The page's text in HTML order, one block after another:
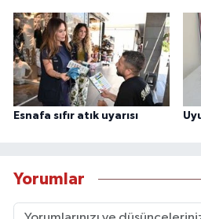
Esnafa sıfır atık uyarısı
Yorumlar